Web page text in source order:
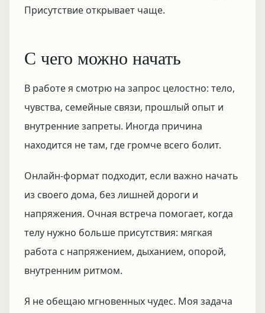
Присутствие открывает чаще.
С чего можно начать
В работе я смотрю на запрос целостно: тело,
чувства, семейные связи, прошлый опыт и
внутренние запреты. Иногда причина
находится не там, где громче всего болит.
Онлайн-формат подходит, если важно начать
из своего дома, без лишней дороги и
напряжения. Очная встреча помогает, когда
телу нужно больше присутствия: мягкая
работа с напряжением, дыханием, опорой,
внутренним ритмом.
Я не обещаю мгновенных чудес. Моя задача